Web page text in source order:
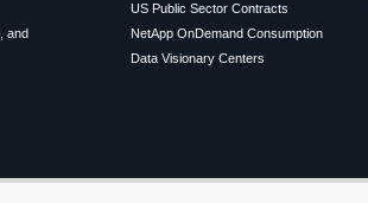
and
US Public Sector Contracts
NetApp OnDemand Consumption
Data Visionary Centers